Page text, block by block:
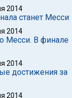
2014
станет Месси
2014
Месси. В финале
2014
достижения за
2014